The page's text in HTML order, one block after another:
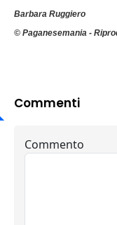
Barbara Ruggiero
© Paganesemania -
Commenti